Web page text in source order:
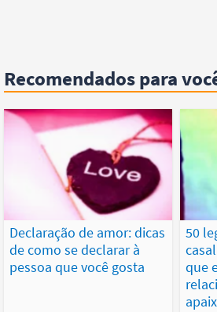
Recomendados para
Declaração de amor: dicas
de como se declarar à
pessoa que você gosta
50
que